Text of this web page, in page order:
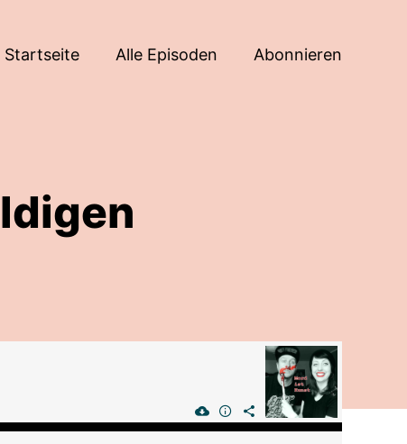
Startseite Alle Episoden Abonnieren